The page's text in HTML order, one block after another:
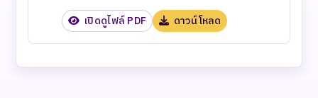
เปิดดูไฟล์ PDF ดาวน์โหลด